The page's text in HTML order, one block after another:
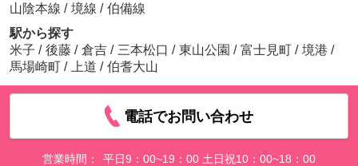
山陰本線 / 境線 / 伯備線
駅から探す
米子 / 後藤 / 倉吉 / 三本松口 / 東山公園 / 富士見町 / 境港 /
馬場崎町 / 上道 / 伯耆大山
電話でお問い合わせ
営業時間：
平日9：00~19：00 土日祝10：00~18：00